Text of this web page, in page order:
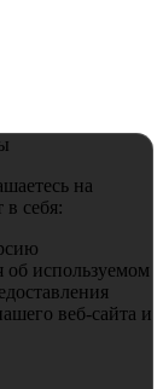
на
себя:
об используемом
веб-сайта и